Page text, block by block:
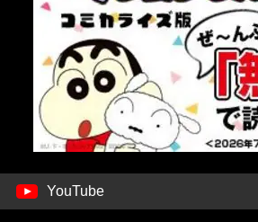
YouTube